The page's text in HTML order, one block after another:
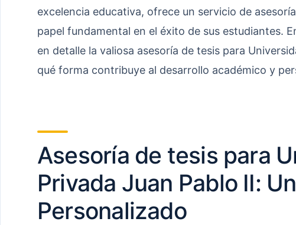
excelencia educativa, ofrece un servicio de
papel fundamental en el éxito de sus estudiantes.
en detalle la valiosa asesoría de tesis para
qué forma contribuye al desarrollo académico y
Asesoría de tesis para
Privada Juan Pablo II:
Personalizado